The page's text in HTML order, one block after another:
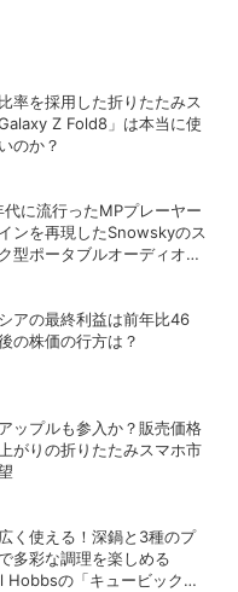
率を採用した折りたたみス
Z Fold8」は本当に使
のか？
に流行ったMPプレーヤー
ンを再現したSnowskyのス
型ポータブルオーディオプ
アの最終利益は前年比46
の株価の行方は？
ップルも参入か？販売価格
がりの折りたたみスマホ市
く使える！深鍋と3種のプ
多彩な調理を楽しめる
Hobbsの「キュービックホ